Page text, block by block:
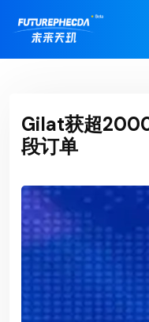
Gilat获超
段订单